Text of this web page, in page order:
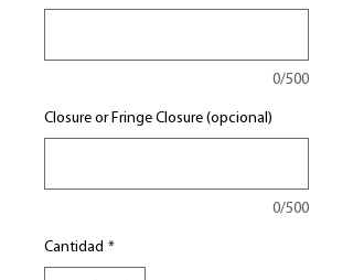
0/500
Closure or Fringe Closure (opcional)
0/500
Cantidad *